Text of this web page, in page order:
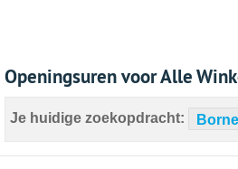
Openingsuren voor Alle
Je huidige zoekopdracht: